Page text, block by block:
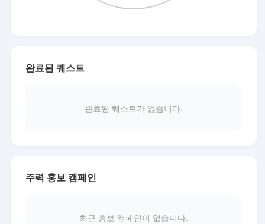
완료된 퀘스트
완료된 퀘스트가 없습니다.
주력 홍보 캠페인
최근 홍보 캠페인이 없습니다.